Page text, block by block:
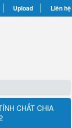
Upload Liên hệ
CHẤT CHIA